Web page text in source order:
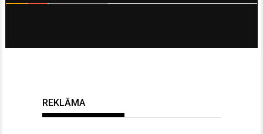
REKLĀMA